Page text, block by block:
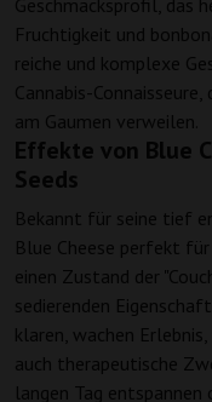
Geschmacksprofil, das
Fruchtigkeit und
reiche und komplexe
Cannabis-
am Gaumen verweilen.
Effekte von Blue
Seeds
Bekannt für seine tief
Blue Cheese perfekt
einen Zustand der
sedierenden
klaren, wachen
auch therapeutische
langen Tag